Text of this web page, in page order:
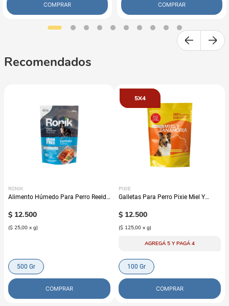
COMPRAR COMPRAR
Recomendados
RONIK
Alimento Húmedo Para Perro Reelds
$ 12.500
($ 25,00 x g)
500 Gr
COMPRAR
5X4
PIXIE
Galletas Para Perro Pixie Miel Y
$ 12.500
($ 125,00 x g)
AGREGÁ 5 Y PAGÁ 4
100 Gr
COMPRAR